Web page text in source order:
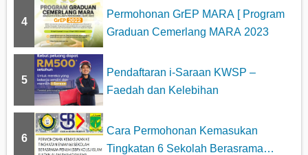
4
Permohonan GrEP MARA [ Program
Graduan Cemerlang MARA 2023
5
Pendaftaran i-Saraan KWSP –
Faedah dan Kelebihan
6
Cara Permohonan Kemasukan
Tingkatan 6 Sekolah Berasrama